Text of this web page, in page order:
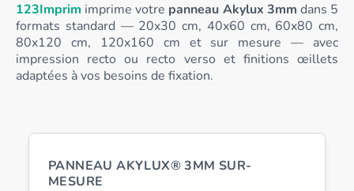
123Imprim imprime votre panneau Akylux 3mm dans 5
formats standard — 20x30 cm, 40x60 cm, 60x80 cm,
80x120 cm, 120x160 cm et sur mesure — avec
impression recto ou recto verso et finitions œillets
adaptées à vos besoins de fixation.
PANNEAU AKYLUX® 3MM SUR-
MESURE